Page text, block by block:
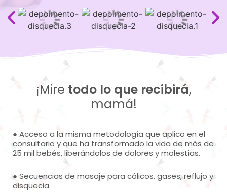
¡Mire todo lo que recibirá,
mamá!
● Acceso a la misma metodología que aplico en el
consultorio y que ha transformado la vida de más de
25 mil bebés, liberándolos de dolores y molestias.
● Secuencias de masaje para cólicos, gases, reflujo y
disquecia.